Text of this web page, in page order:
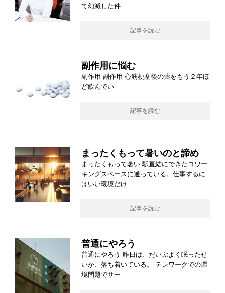
て幻滅した件
記事を読む
副作用に悩む
副作用 副作用 心筋梗塞後の薬をもう２年ほ
ど飲んでい
記事を読む
まったくもって暑いのと諦め
まったくもって暑い 駅直結にできたコワー
キングスペースに通っている。仕事するに
はいい環境だけ
記事を読む
普通にやろう
普通にやろう 昨日は、だいぶよく眠ったせ
いか、落ち着いている。 テレワークでの環
境問題でサー